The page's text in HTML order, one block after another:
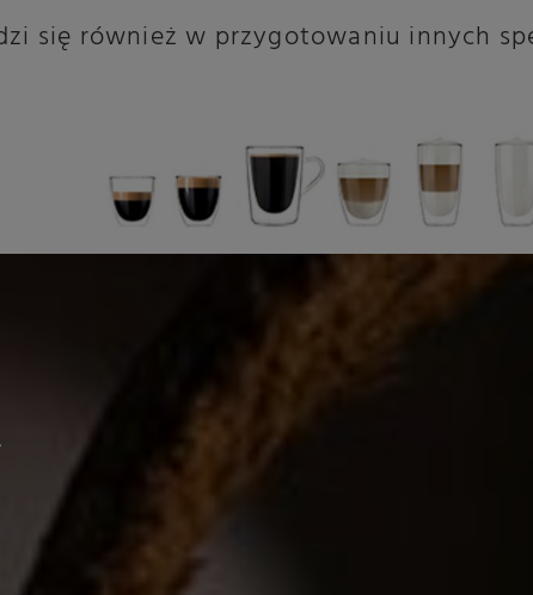
się również w przygotowaniu innych